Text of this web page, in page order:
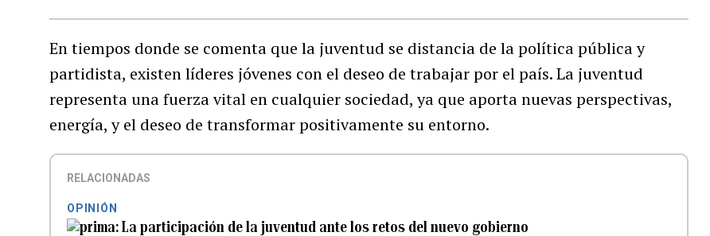
En tiempos donde se comenta que la juventud se distancia de la política pública y
partidista, existen líderes jóvenes con el deseo de trabajar por el país. La juventud
representa una fuerza vital en cualquier sociedad, ya que aporta nuevas perspectivas,
energía, y el deseo de transformar positivamente su entorno.
RELACIONADAS
OPINIÓN
La participación de la juventud ante los retos del nuevo gobierno